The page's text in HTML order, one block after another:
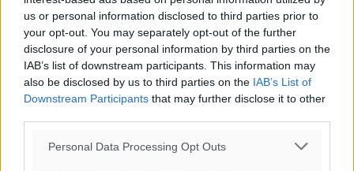
us or personal information disclosed to third parties prior to
your opt-out. You may separately opt-out of the further
disclosure of your personal information by third parties on the
IAB’s list of downstream participants. This information may
also be disclosed by us to third parties on the IAB’s List of
Downstream Participants that may further disclose it to other
Personal Data Processing Opt Outs